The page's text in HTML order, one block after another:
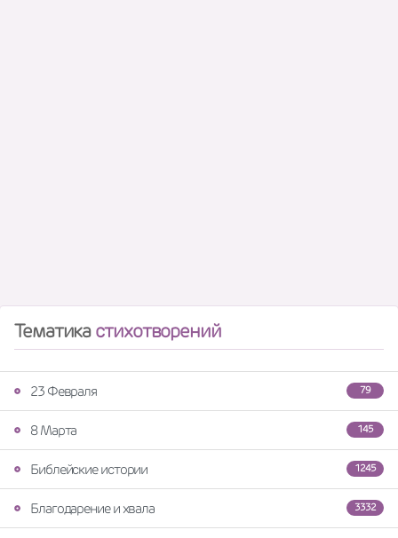
Тематикастихотворений
79
23 Февраля
145
8 Марта
1245
Библейские истории
3332
Благодарение и хвала